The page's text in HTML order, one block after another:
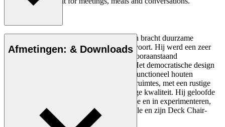
Het creatieve proces van Børge Mogensen bracht duurzame
meubelstukken met de focus op de mens voort. Hij werd een zeer
invloedrijke naoorlogse designer en een vooraanstaand
vertegenwoordiger van Danish Modern. Het democratische design
van Mogensen bestond uit eenvoudig en functioneel houten
meubilair voor zowel privé- als openbare ruimtes, met een rustige
esthetiek en een sterke constructie van hoge kwaliteit. Hij geloofde
in visuele helderheid en minimale decoratie en in experimenteren,
zoals te zien in zijn klassieke Hunting Table en zijn Deck Chair-
Afmetingen: & Downloads